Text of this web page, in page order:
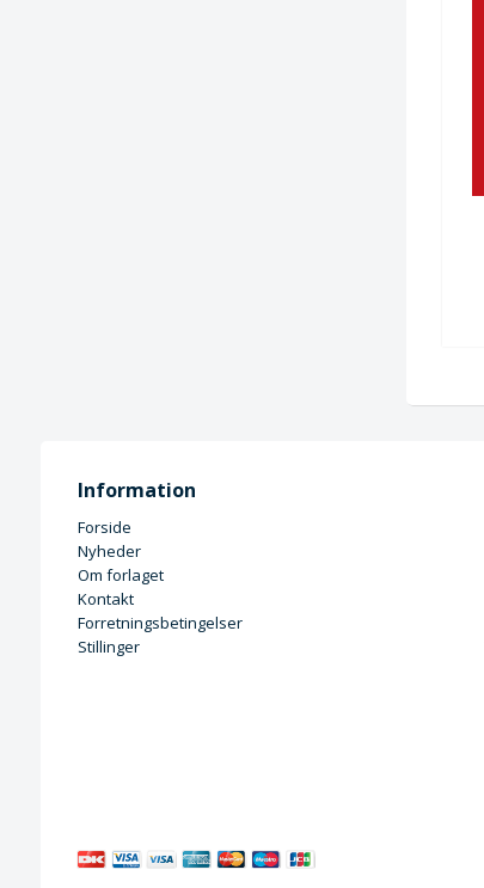
Information
Forside
Nyheder
Om forlaget
Kontakt
Forretningsbetingelser
Stillinger